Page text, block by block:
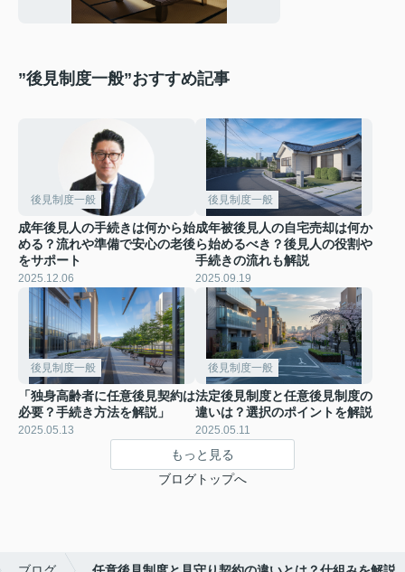
”後見制度一般”おすすめ記事
後見制度一般
成年後見人の手続きは何から始
める？流れや準備で安心の老後
をサポート
2025.12.06
後見制度一般
成年被後見人の自宅売却は何か
ら始めるべき？後見人の役割や
手続きの流れも解説
2025.09.19
後見制度一般
「独身高齢者に任意後見契約は
必要？手続き方法を解説」
2025.05.13
後見制度一般
法定後見制度と任意後見制度の
違いは？選択のポイントを解説
2025.05.11
もっと見る
ブログトップへ